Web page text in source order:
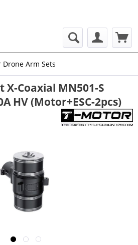
Drone Arm Sets
X-Coaxial MN501-S
HV (Motor+ESC-2pcs)